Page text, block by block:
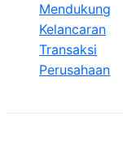
Mendukung
Kelancaran
Transaksi
Perusahaan